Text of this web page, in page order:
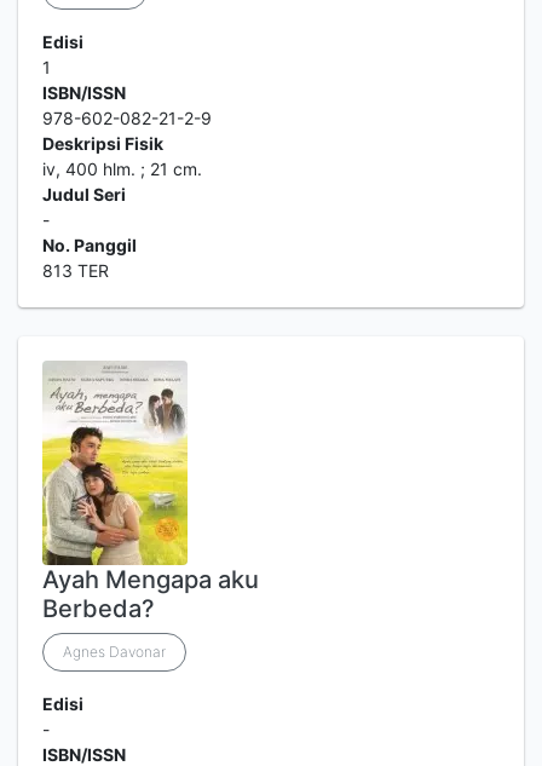
Edisi
1
ISBN/ISSN
978-602-082-21-2-9
Deskripsi Fisik
iv, 400 hlm. ; 21 cm.
Judul Seri
-
No. Panggil
813 TER
Ayah Mengapa aku
Berbeda?
Agnes Davonar
Edisi
-
ISBN/ISSN